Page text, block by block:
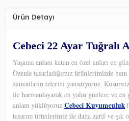
Ürün Detayı
Cebeci 22 Ayar Tuğralı
Yaşama anlam katan en özel anları en
Özenle tasarladığımız ürünlerimizde
zamanların izlerini yansıtıyoruz.
ile harmanlayarak en yalın günlere ve
anlam yüklüyoruz.Cebeci Kuyumculuk
tasarım ürünlerimiz ile daha zarif ve şık